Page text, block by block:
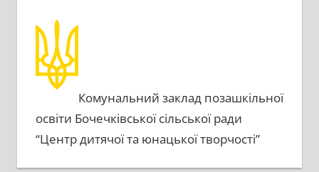
Комунальний заклад позашкільної
освіти Бочечківської сільської ради
“Центр дитячої та юнацької творчості”